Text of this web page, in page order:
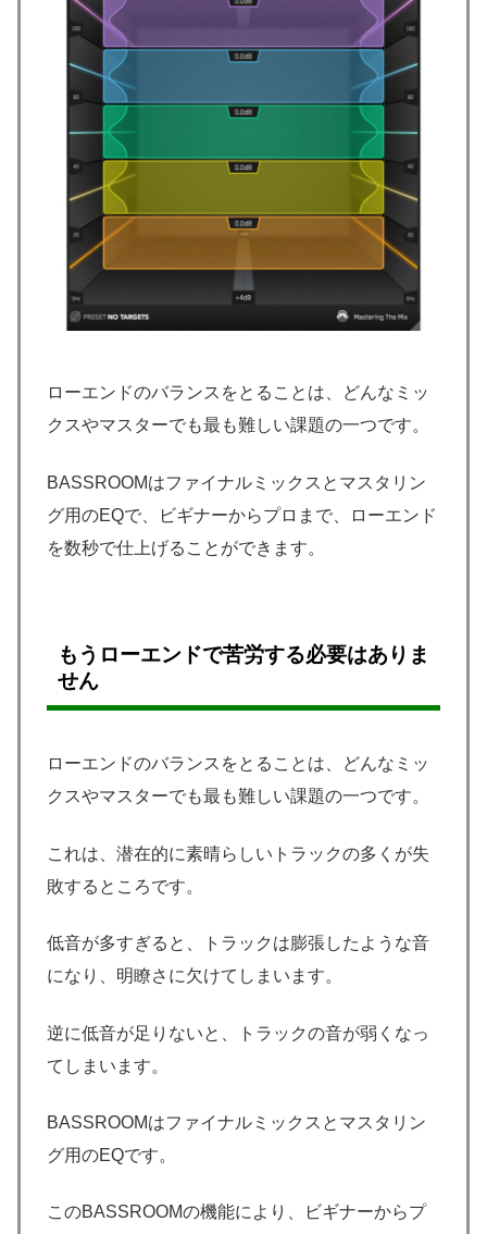
ローエンドのバランスをとることは、どんなミッ
クスやマスターでも最も難しい課題の一つです。
BASSROOMはファイナルミックスとマスタリン
グ用のEQで、ビギナーからプロまで、ローエンド
を数秒で仕上げることができます。
もうローエンドで苦労する必要はありま
せん
ローエンドのバランスをとることは、どんなミッ
クスやマスターでも最も難しい課題の一つです。
これは、潜在的に素晴らしいトラックの多くが失
敗するところです。
低音が多すぎると、トラックは膨張したような音
になり、明瞭さに欠けてしまいます。
逆に低音が足りないと、トラックの音が弱くなっ
てしまいます。
BASSROOMはファイナルミックスとマスタリン
グ用のEQです。
このBASSROOMの機能により、ビギナーからプ